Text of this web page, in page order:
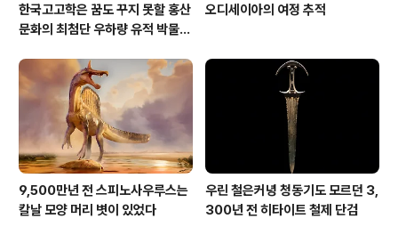
한국고고학은 꿈도 꾸지 못할 홍산
문화의 최첨단 우하량 유적 박물관
오디세이아의 여정 추적
9,500만년 전 스피노사우루스는
칼날 모양 머리 볏이 있었다
우린 철은커녕 청동기도 모르던 3,
300년 전 히타이트 철제 단검